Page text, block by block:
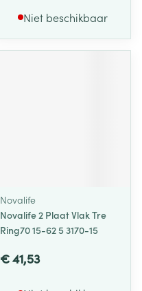
Niet beschikbaar
Novalife
Novalife 2 Plaat Vlak Tre
Ring70 15-62 5 3170-15
€ 41,53